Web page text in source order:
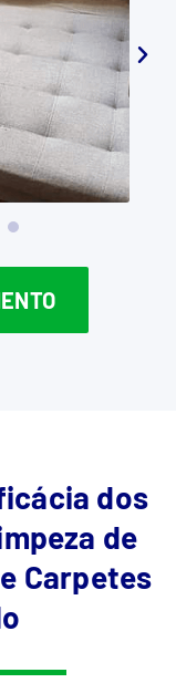
dos
de
Carpetes